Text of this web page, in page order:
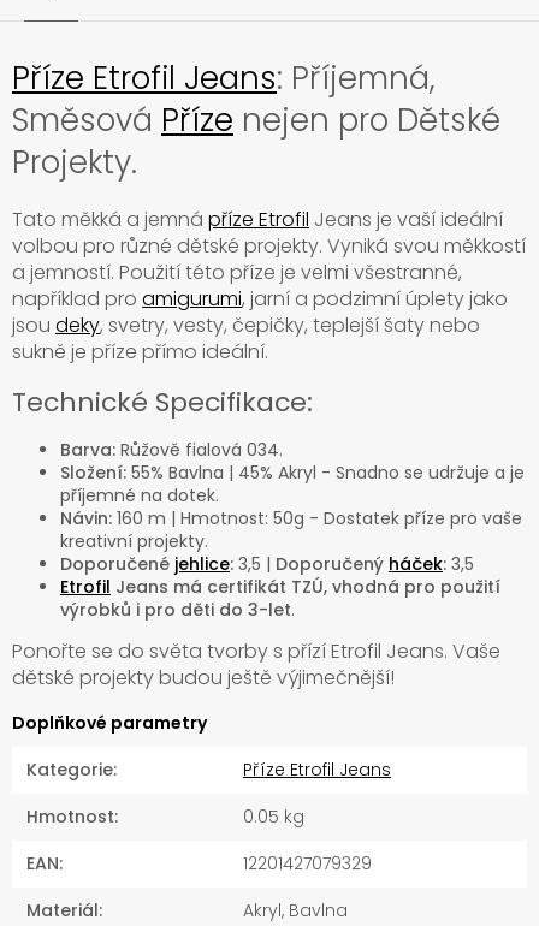
Příze Etrofil Jeans: Příjemná,
Směsová Příze nejen pro Dětské
Projekty.
Tato měkká a jemná příze Etrofil Jeans je vaší ideální
volbou pro různé dětské projekty. Vyniká svou měkkostí
a jemností. Použití této příze je velmi všestranné,
například pro amigurumi, jarní a podzimní úplety jako
jsou deky, svetry, vesty, čepičky, teplejší šaty nebo
sukně je příze přímo ideální.
Technické Specifikace:
Barva: Růžově fialová 034.
Složení: 55% Bavlna | 45% Akryl - Snadno se udržuje a je
příjemné na dotek.
Návin: 160 m | Hmotnost: 50g - Dostatek příze pro vaše
kreativní projekty.
Doporučené jehlice: 3,5 | Doporučený háček: 3,5
Etrofil Jeans má certifikát TZÚ, vhodná pro použití
výrobků i pro děti do 3-let.
Ponořte se do světa tvorby s přízí Etrofil Jeans. Vaše
dětské projekty budou ještě výjimečnější!
Doplňkové parametry
Kategorie:
Příze Etrofil Jeans
Hmotnost:
0.05 kg
EAN:
12201427079329
Materiál: Akryl, Bavlna